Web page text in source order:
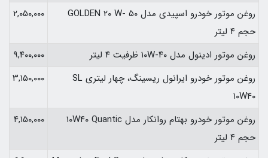
روغن موتور خودرو اسپیدی مدل GOLDEN ۲۰ W- ۵۰
حجم ۴ لیتر
۲,۰۵۰,۰۰۰
روغن موتور ادینول مدل ۱۰W-۴۰ ظرفیت ۴ لیتر
۹,۴۰۰,۰۰۰
روغن موتور خودرو ایرانول ریسینگ، چهار لیتری SL
۱۰W۴۰
۳,۱۵۰,۰۰۰
روغن موتور خودرو بهتام روانکار مدل ۱۰W۴۰ Quantic
حجم ۴ لیتر
۴,۱۵۰,۰۰۰